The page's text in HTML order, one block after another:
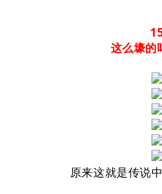
这么壕的
原来这就是传说